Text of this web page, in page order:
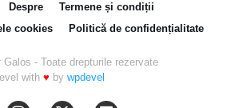
Despre
Termene și condiții
cookies
Politică de confidențialitate
- Toate drepturile rezervate
with ♥ by wpdevel